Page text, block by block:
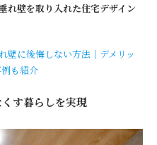
れ壁を取り入れた住宅デザイン
壁に後悔しない方法｜デメリッ
も紹介
す暮らしを実現